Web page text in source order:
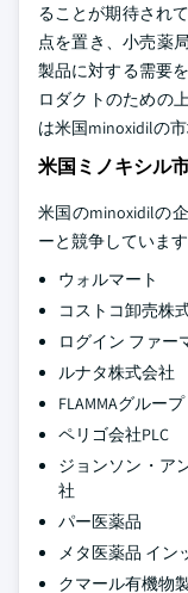
ることが期待され
点を置き、小売薬
製品に対する需要
ロダクトのための
は米国minoxidilの
米国ミノキシル
米国のminoxidilの
ーと競争していま
ウォルマート
コストコ卸売株
ログイン ファー
ルナタ株式会社
FLAMMAグループ
ペリゴ会社PLC
ジョンソン・ア
社
パー医薬品
メタ医薬品 イン
クマール有機物